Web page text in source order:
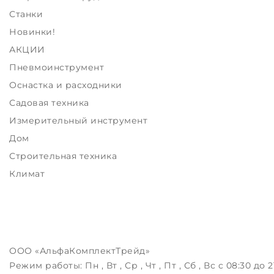
Станки
Новинки!
АКЦИИ
Пневмоинструмент
Оснастка и расходники
Садовая техника
Измерительный инструмент
Дом
Строительная техника
Климат
ООО «АльфаКомплектТрейд»
Режим работы: Пн , Вт , Ср , Чт , Пт , Сб , Вс c 08:30 до